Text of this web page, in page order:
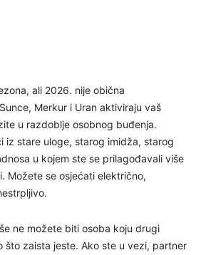
ali 2026. nije obična
Merkur i Uran aktiviraju vaš
u razdoblje osobnog buđenja.
iz stare uloge, starog imidža, starog
u kojem ste se prilagođavali više
Možete se osjećati električno,
ne možete biti osoba koju drugi
što zaista jeste. Ako ste u vezi, partner